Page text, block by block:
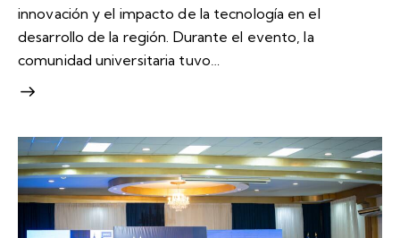
innovación y el impacto de la tecnología en el
desarrollo de la región. Durante el evento, la
comunidad universitaria tuvo…